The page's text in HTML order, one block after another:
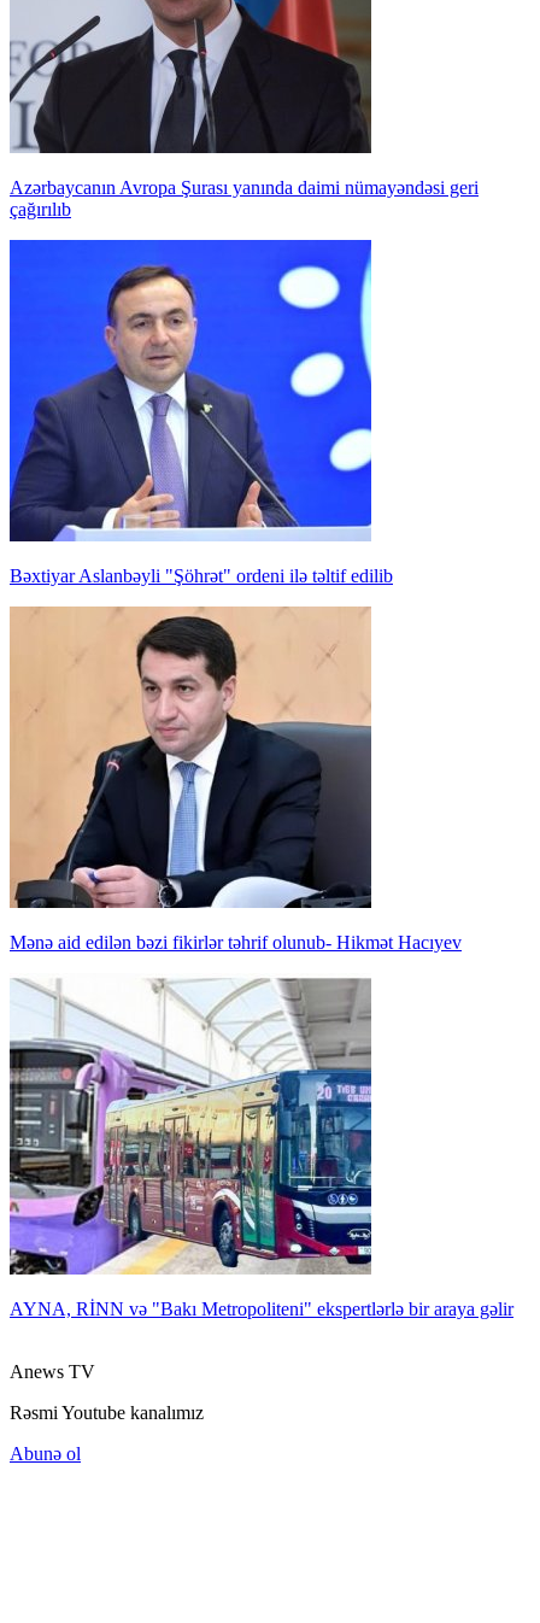
Azərbaycanın Avropa Şurası yanında daimi nümayəndəsi geri
çağırılıb
Bəxtiyar Aslanbəyli "Şöhrət" ordeni ilə təltif edilib
Mənə aid edilən bəzi fikirlər təhrif olunub- Hikmət Hacıyev
AYNA, RİNN və "Bakı Metropoliteni" ekspertlərlə bir araya gəlir
Anews TV
Rəsmi Youtube kanalımız
Abunə ol